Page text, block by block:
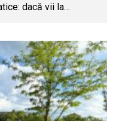
dacă vii la…